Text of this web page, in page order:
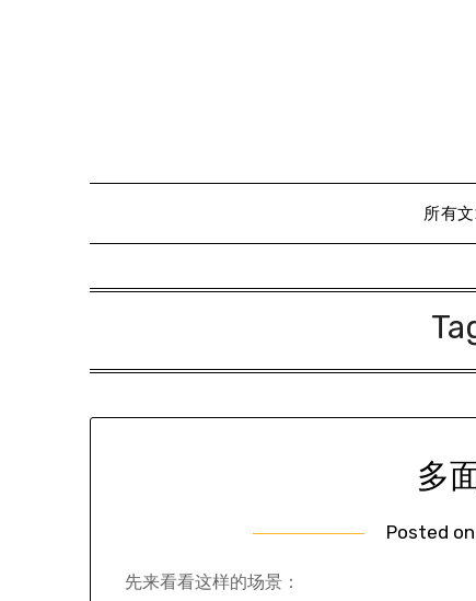
所有
多
Posted
先来看看这样的场景：